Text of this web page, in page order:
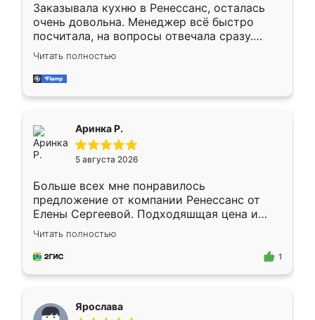
Заказывала кухню в Ренессанс, осталась
очень довольна. Менеджер всё быстро
посчитала, на вопросы отвечала сразу.
Замерщик приехал в субботу, подошёл к
делу со всей ответственностью. Собрали
за день, ребята работали аккуратно, даже
Читать полностью
Аринка Р.
5 августа 2026
Больше всех мне понравилось
предложение от компании Ренессанс от
Елены Сергеевой. Подходяшщая цена и
короткие сроки изготовления. Приехавший
для замера сотрудник Владислав
предложил по моему эскизу самый
Читать полностью
1
Ярослава